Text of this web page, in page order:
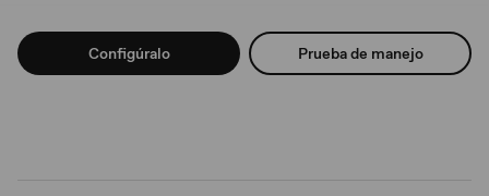
Configúralo Prueba de manejo